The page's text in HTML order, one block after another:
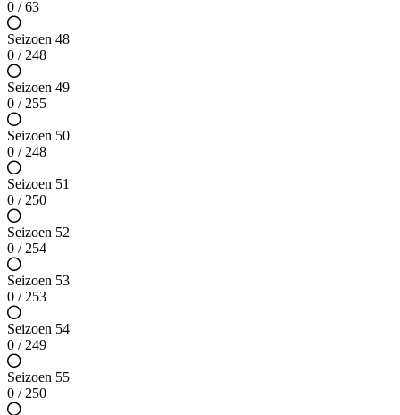
0 / 63
Seizoen 48
0 / 248
Seizoen 49
0 / 255
Seizoen 50
0 / 248
Seizoen 51
0 / 250
Seizoen 52
0 / 254
Seizoen 53
0 / 253
Seizoen 54
0 / 249
Seizoen 55
0 / 250